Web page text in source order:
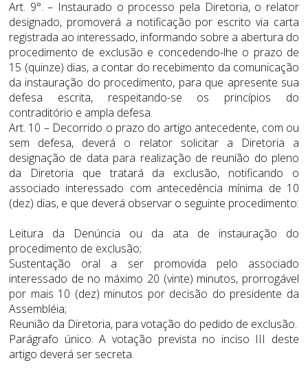
Art. 9°. – Instaurado o processo pela Diretoria, o relator
designado, promoverá a notificação por escrito via carta
registrada ao interessado, informando sobre a abertura do
procedimento de exclusão e concedendo-lhe o prazo de
15 (quinze) dias, a contar do recebimento da comunicação
da instauração do procedimento, para que apresente sua
defesa escrita, respeitando-se os princípios do
contraditório e ampla defesa.
Art. 10 – Decorrido o prazo do artigo antecedente, com ou
sem defesa, deverá o relator solicitar a Diretoria a
designação de data para realização de reunião do pleno
da Diretoria que tratará da exclusão, notificando o
associado interessado com antecedência mínima de 10
(dez) dias, e que deverá observar o seguinte procedimento:
Leitura da Denúncia ou da ata de instauração do
procedimento de exclusão;
Sustentação oral a ser promovida pelo associado
interessado de no máximo 20 (vinte) minutos, prorrogável
por mais 10 (dez) minutos por decisão do presidente da
Assembléia;
Reunião da Diretoria, para votação do pedido de exclusão.
Parágrafo único. A votação prevista no inciso III deste
artigo deverá ser secreta.